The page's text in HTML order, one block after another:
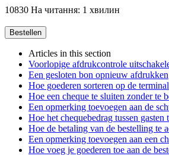
10830 На читання: 1 хвилин
Bestellen
Articles in this section
Voorlopige afdrukcontrole
Een gesloten bon opnieuw afdrukken
Hoe goederen sorteren op de terminal
Hoe een cheque te sluiten zonder te
Een opmerking toevoegen aan de
Hoe het chequebedrag tussen gasten
Hoe de betaling van de bestelling te
Een opmerking toevoegen aan een
Hoe voeg je goederen toe aan de